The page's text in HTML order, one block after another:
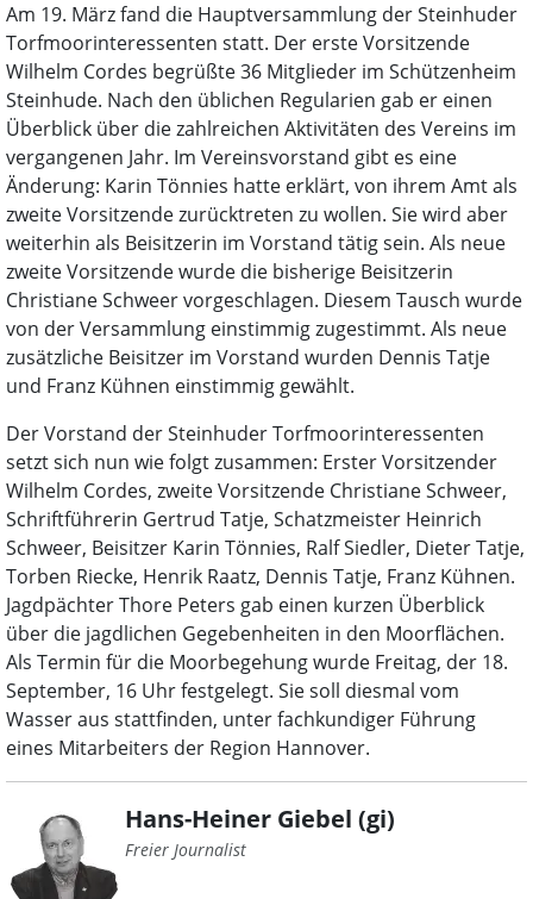
Am 19. März fand die Hauptversammlung der Steinhuder
Torfmoorinteressenten statt. Der erste Vorsitzende
Wilhelm Cordes begrüßte 36 Mitglieder im Schützenheim
Steinhude. Nach den üblichen Regularien gab er einen
Überblick über die zahlreichen Aktivitäten des Vereins im
vergangenen Jahr. Im Vereinsvorstand gibt es eine
Änderung: Karin Tönnies hatte erklärt, von ihrem Amt als
zweite Vorsitzende zurücktreten zu wollen. Sie wird aber
weiterhin als Beisitzerin im Vorstand tätig sein. Als neue
zweite Vorsitzende wurde die bisherige Beisitzerin
Christiane Schweer vorgeschlagen. Diesem Tausch wurde
von der Versammlung einstimmig zugestimmt. Als neue
zusätzliche Beisitzer im Vorstand wurden Dennis Tatje
und Franz Kühnen einstimmig gewählt.
Der Vorstand der Steinhuder Torfmoorinteressenten
setzt sich nun wie folgt zusammen: Erster Vorsitzender
Wilhelm Cordes, zweite Vorsitzende Christiane Schweer,
Schriftführerin Gertrud Tatje, Schatzmeister Heinrich
Schweer, Beisitzer Karin Tönnies, Ralf Siedler, Dieter Tatje,
Torben Riecke, Henrik Raatz, Dennis Tatje, Franz Kühnen.
Jagdpächter Thore Peters gab einen kurzen Überblick
über die jagdlichen Gegebenheiten in den Moorflächen.
Als Termin für die Moorbegehung wurde Freitag, der 18.
September, 16 Uhr festgelegt. Sie soll diesmal vom
Wasser aus stattfinden, unter fachkundiger Führung
eines Mitarbeiters der Region Hannover.
Hans-Heiner Giebel (gi)
Freier Journalist